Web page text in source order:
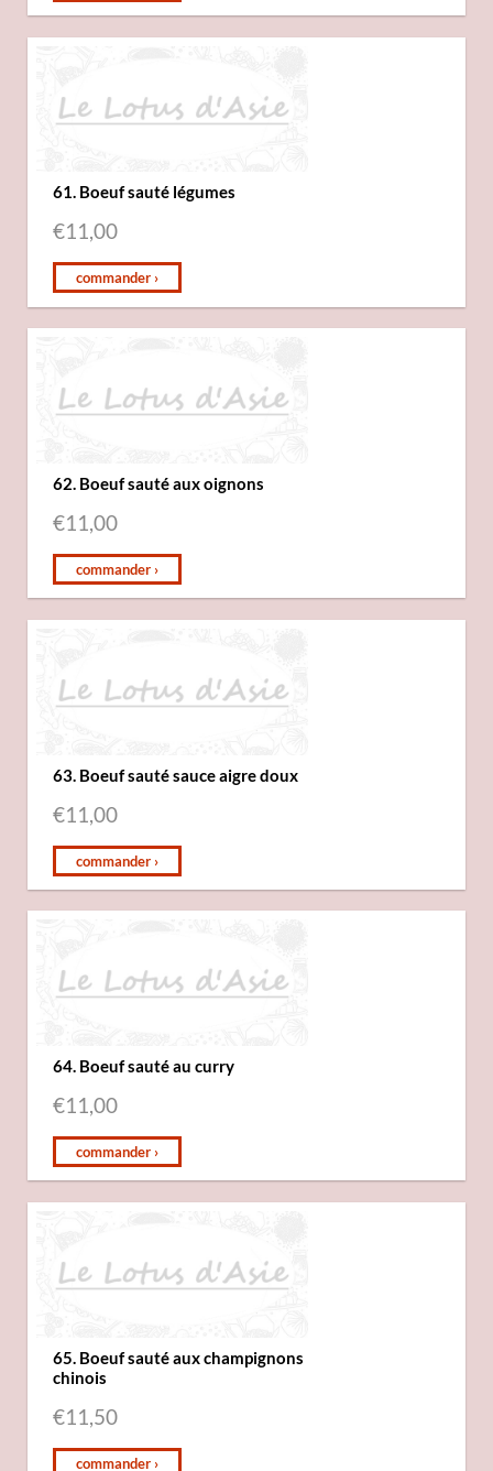
61. Boeuf sauté légumes
€11,00
commander ›
62. Boeuf sauté aux oignons
€11,00
commander ›
63. Boeuf sauté sauce aigre doux
€11,00
commander ›
64. Boeuf sauté au curry
€11,00
commander ›
65. Boeuf sauté aux champignons
chinois
€11,50
commander ›